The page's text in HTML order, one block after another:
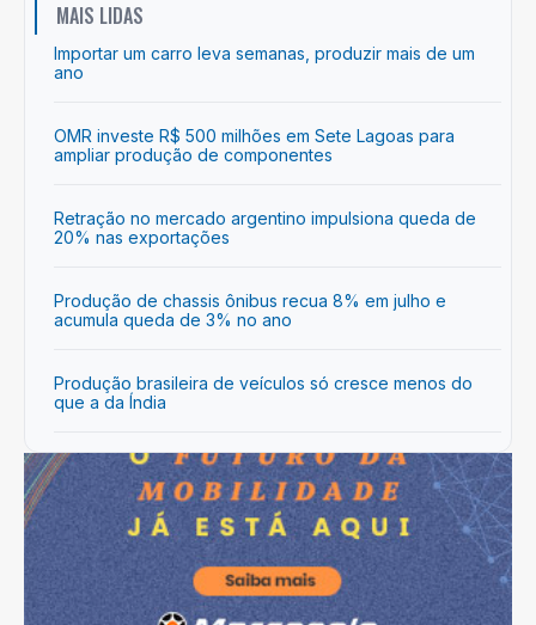
MAIS LIDAS
Importar um carro leva semanas, produzir mais de um
ano
OMR investe R$ 500 milhões em Sete Lagoas para
ampliar produção de componentes
Retração no mercado argentino impulsiona queda de
20% nas exportações
Produção de chassis ônibus recua 8% em julho e
acumula queda de 3% no ano
Produção brasileira de veículos só cresce menos do
que a da Índia